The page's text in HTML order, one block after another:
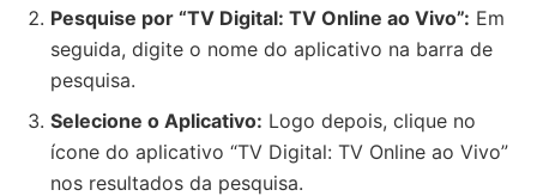
Pesquise por “TV Digital: TV Online ao Vivo”: Em
seguida, digite o nome do aplicativo na barra de
pesquisa.
Selecione o Aplicativo: Logo depois, clique no
ícone do aplicativo “TV Digital: TV Online ao Vivo”
nos resultados da pesquisa.